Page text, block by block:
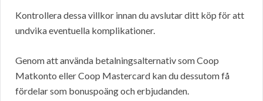
Kontrollera dessa villkor innan du avslutar ditt köp för att
undvika eventuella komplikationer.
Genom att använda betalningsalternativ som Coop
Matkonto eller Coop Mastercard kan du dessutom få
fördelar som bonuspoäng och erbjudanden.